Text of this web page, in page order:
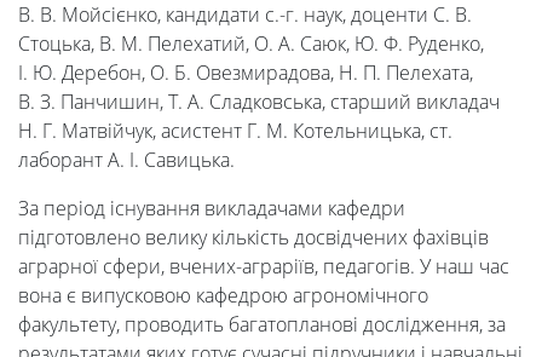
Вибори
ректора
Освітня
діяльність
Абітурієнтам
В. В. Мойсієнко, кандидати с.-г. наук, доценти С. В.
Стоцька, В. М. Пелехатий, О. А. Саюк, Ю. Ф. Руденко,
І. Ю. Деребон, О. Б. Овезмирадова, Н. П. Пелехата,
В. З. Панчишин, Т. А. Сладковська, старший викладач
Н. Г. Матвійчук, асистент Г. М. Котельницька, ст.
лаборант А. І. Савицька.
За період існування викладачами кафедри
підготовлено велику кількість досвідчених фахівців
аграрної сфери, вчених-аграріїв, педагогів. У наш час
вона є випусковою кафедрою агрономічного
факультету, проводить багатопланові дослідження, за